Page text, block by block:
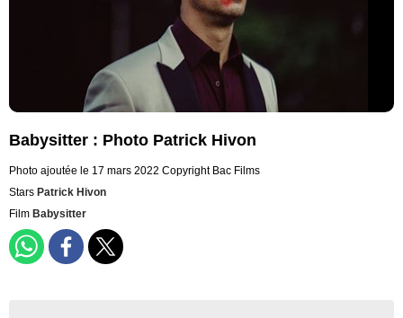
Babysitter : Photo Patrick Hivon
Photo ajoutée le 17 mars 2022 Copyright Bac Films
Stars Patrick Hivon
Film Babysitter